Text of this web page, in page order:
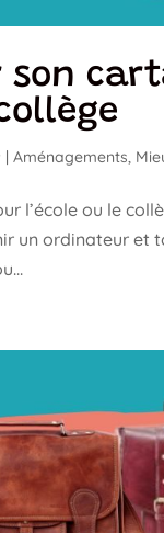
son
|Aménagements,
l’école ou le
un ordinateur et